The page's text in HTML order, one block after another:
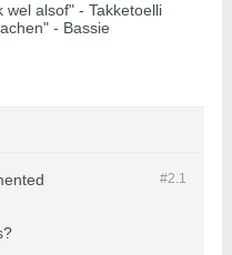
alsof" - Takketoelli
- Bassie
#2.1